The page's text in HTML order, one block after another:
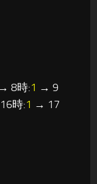
→ 8時:1 → 9
時:1 → 17